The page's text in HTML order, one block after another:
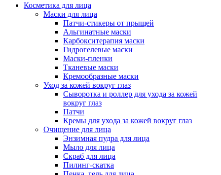
Косметика для лица
Маски для лица
Патчи-стикеры от прыщей
Альгинатные маски
Карбокситерапия маски
Гидрогелевые маски
Маски-пленки
Тканевые маски
Кремообразные маски
Уход за кожей вокруг глаз
Сыворотка и роллер для ухода за кожей
вокруг глаз
Патчи
Кремы для ухода за кожей вокруг глаз
Очищение для лица
Энзимная пудра для лица
Мыло для лица
Скраб для лица
Пилинг-скатка